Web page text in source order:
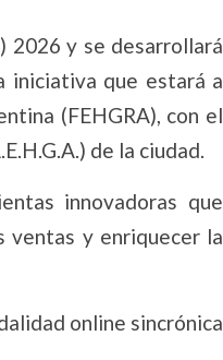
2026 y se desarrollará
iniciativa que estará a
(FEHGRA), con el
de la ciudad.
innovadoras que
ventas y enriquecer la
online sincrónica